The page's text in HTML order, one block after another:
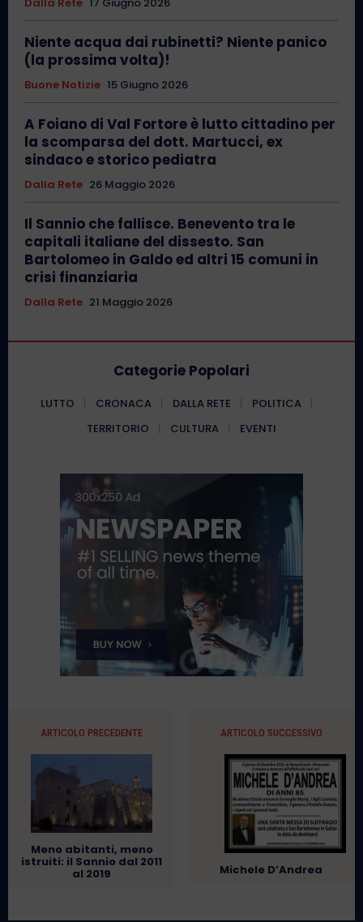
Niente acqua dai rubinetti? Niente panico
(la prossima volta)!
Buone Notizie 15 Giugno 2026
A Foiano di Val Fortore è lutto cittadino per
la scomparsa del dott. Martucci, ex
sindaco e storico pediatra
Dalla Rete 26 Maggio 2026
Il Sannio che fallisce. Benevento tra le
capitali italiane del dissesto. San
Bartolomeo in Galdo ed altri 15 comuni in
crisi finanziaria
Dalla Rete 21 Maggio 2026
Categorie Popolari
LUTTO CRONACA DALLA RETE
POLITICA
TERRITORIO
CULTURA EVENTI
ARTICOLO PRECEDENTE
Meno abitanti, meno
istruiti: il Sannio dal 2011
al 2019
ARTICOLO SUCCESSIVO
Michele D’Andrea